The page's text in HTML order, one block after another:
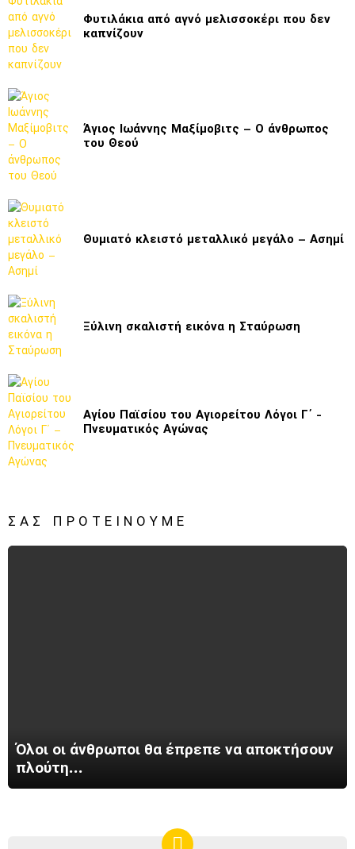
Φυτιλάκια από αγνό μελισσοκέρι που δεν
καπνίζουν
Άγιος Ιωάννης Μαξίμοβιτς – Ο άνθρωπος
του Θεού
Θυμιατό κλειστό μεταλλικό μεγάλο – Ασημί
Ξύλινη σκαλιστή εικόνα η Σταύρωση
Αγίου Παϊσίου του Αγιορείτου Λόγοι Γ΄ -
Πνευματικός Αγώνας
ΣΑΣ ΠΡΟΤΕΊΝΟΥΜΕ
Όλοι οι άνθρωποι θα έπρεπε να αποκτήσουν
πλούτη…